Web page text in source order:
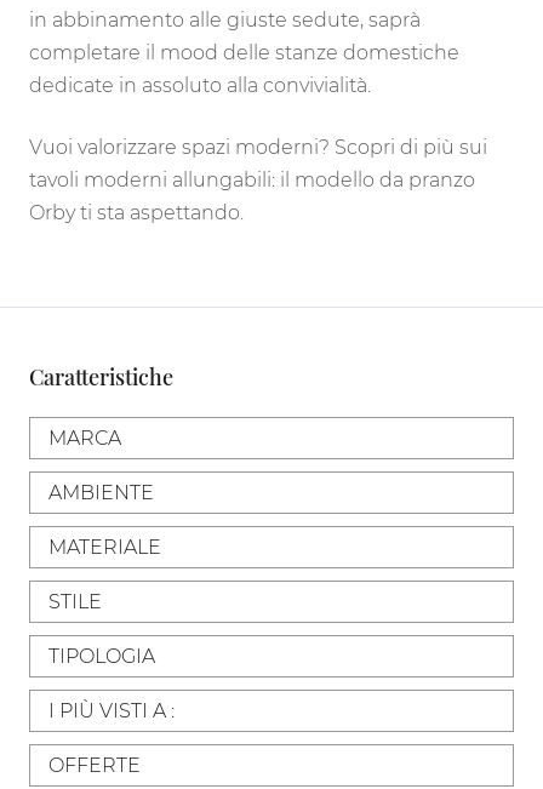
Vuoi valorizzare spazi moderni? Scopri di più sui
tavoli moderni allungabili: il modello da pranzo
Orby ti sta aspettando.
in abbinamento alle giuste sedute, saprà
completare il mood delle stanze domestiche
dedicate in assoluto alla convivialità.
Caratteristiche
MARCA
AMBIENTE
MATERIALE
STILE
TIPOLOGIA
I PIÙ VISTI A :
OFFERTE